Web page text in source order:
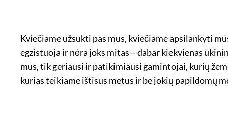
Kviečiame užsukti pas mus, kviečiame apsilankyti
egzistuoja ir nėra joks mitas – dabar kiekvienas
mus, tik geriausi ir patikimiausi gamintojai, kurių
kurias teikiame ištisus metus ir be jokių papildomų